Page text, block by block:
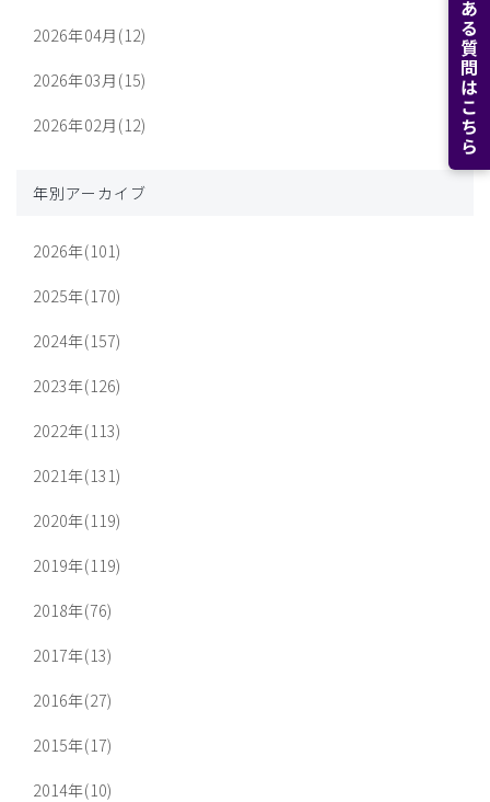
よくある質問はこちら
2026年04月(12)
2026年03月(15)
2026年02月(12)
年別アーカイブ
2026年(101)
2025年(170)
2024年(157)
2023年(126)
2022年(113)
2021年(131)
2020年(119)
2019年(119)
2018年(76)
2017年(13)
2016年(27)
2015年(17)
2014年(10)